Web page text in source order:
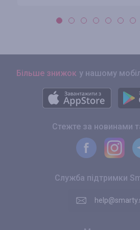
Більше знижок у нашому
Стежте за новинами
Служба підтримки